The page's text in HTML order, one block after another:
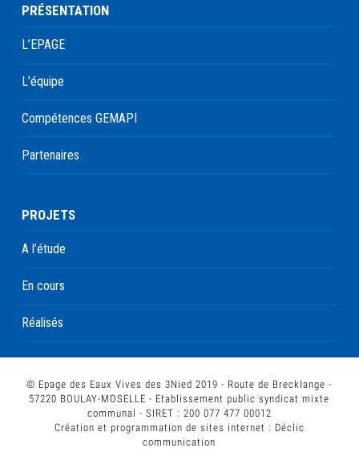
PRÉSENTATION
L’EPAGE
L’équipe
Compétences GEMAPI
Partenaires
PROJETS
A l’étude
En cours
Réalisés
© Epage des Eaux Vives des 3Nied 2019 - Route de Brecklange -
57220 BOULAY-MOSELLE - Etablissement public syndicat mixte
communal - SIRET : 200 077 477 00012
Création et programmation de sites internet : Déclic
communication